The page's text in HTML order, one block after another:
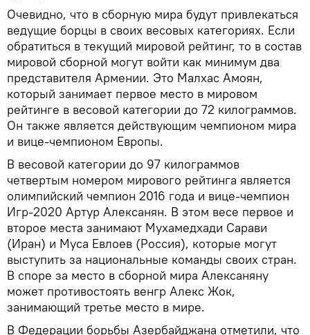
Очевидно, что в сборную мира будут привлекаться
ведущие борцы в своих весовых категориях. Если
обратиться в текущий мировой рейтинг, то в состав
мировой сборной могут войти как минимум два
представителя Армении. Это Малхас Амоян,
который занимает первое место в мировом
рейтинге в весовой категории до 72 килограммов.
Он также является действующим чемпионом мира
и вице-чемпионом Европы.
В весовой категории до 97 килограммов
четвертым номером мирового рейтинга является
олимпийский чемпион 2016 года и вице-чемпион
Игр-2020 Артур Алексанян. В этом весе первое и
второе места занимают Мухамедхади Сарави
(Иран) и Муса Евлоев (Россия), которые могут
выступить за национальные команды своих стран.
В споре за место в сборной мира Алексаняну
может противостоять венгр Алекс Жок,
занимающий третье место в мире.
В Федерации борьбы Азербайджана отметили, что